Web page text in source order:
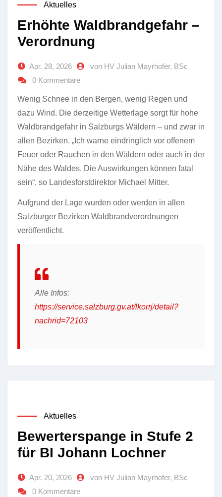
Aktuelles
Erhöhte Waldbrandgefahr –
Verordnung
Apr. 28, 2026
von HV Julian Mayrhofer, BSc
0 Kommentare
Wenig Schnee in den Bergen, wenig Regen und
dazu Wind. Die derzeitige Wetterlage sorgt für hohe
Waldbrandgefahr in Salzburgs Wäldern – und zwar in
allen Bezirken. „Ich warne eindringlich vor offenem
Feuer oder Rauchen in den Wäldern oder auch in der
Nähe des Waldes. Die Auswirkungen können fatal
sein“, so Landesforstdirektor Michael Mitter.
Aufgrund der Lage wurden oder werden in allen
Salzburger Bezirken Waldbrandverordnungen
veröffentlicht.
Alle Infos:
https://service.salzburg.gv.at/lkorrj/detail?
nachrid=72103
Aktuelles
Bewerterspange in Stufe 2
für BI Johann Lochner
Apr. 20, 2026
von HV Julian Mayrhofer, BSc
0 Kommentare